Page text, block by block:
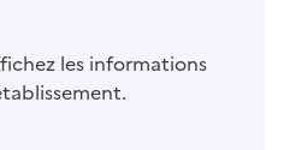
les informations